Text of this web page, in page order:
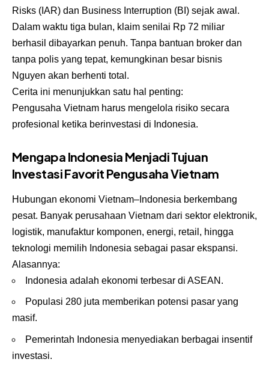
Risks (IAR) dan Business Interruption (BI) sejak awal.
Dalam waktu tiga bulan, klaim senilai Rp 72 miliar
berhasil dibayarkan penuh. Tanpa bantuan broker dan
tanpa polis yang tepat, kemungkinan besar bisnis
Nguyen akan berhenti total.
Cerita ini menunjukkan satu hal penting:
Pengusaha Vietnam harus mengelola risiko secara
profesional ketika berinvestasi di Indonesia.
Mengapa Indonesia Menjadi Tujuan
Investasi Favorit Pengusaha Vietnam
Hubungan ekonomi Vietnam–Indonesia berkembang
pesat. Banyak perusahaan Vietnam dari sektor elektronik,
logistik, manufaktur komponen, energi, retail, hingga
teknologi memilih Indonesia sebagai pasar ekspansi.
Alasannya:
Indonesia adalah ekonomi terbesar di ASEAN.
Populasi 280 juta memberikan potensi pasar yang
masif.
Pemerintah Indonesia menyediakan berbagai insentif
investasi.